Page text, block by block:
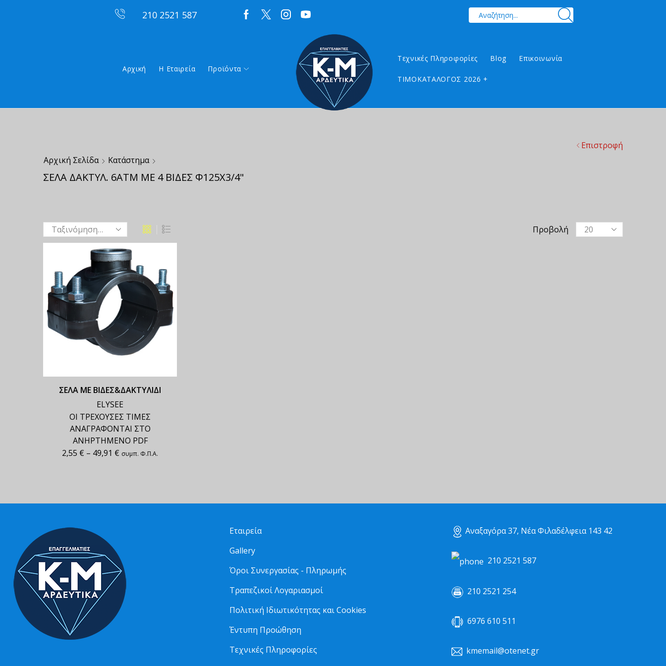
210 2521 587
Αρχική Η Εταιρεία Προϊόντα
Τεχνικές Πληροφορίες Blog Επικοινωνία
ΤΙΜΟΚΑΤΑΛΟΓΟΣ 2026 +
Αρχική Σελίδα Κατάστημα
ΣΕΛΑ ΔΑΚΤΥΛ. 6ΑΤΜ ΜΕ 4 ΒΙΔΕΣ Φ125Χ3/4"
Επιστροφή
Προβολή
ΣΕΛΑ ΜΕ ΒΙΔΕΣ&ΔΑΚΤΥΛΙΔΙ
ELYSEE
ΟΙ ΤΡΕΧΟΥΣΕΣ ΤΙΜΕΣ
ΑΝΑΓΡΑΦΟΝΤΑΙ ΣΤΟ
ΑΝΗΡΤΗΜΕΝΟ PDF
2,55 € – 49,91 € συμπ. Φ.Π.Α.
Εταιρεία
Gallery
Όροι Συνεργασίας - Πληρωμής
Τραπεζικοί Λογαριασμοί
Πολιτική Ιδιωτικότητας και Cookies
Έντυπη Προώθηση
Τεχνικές Πληροφορίες
Αναξαγόρα 37, Νέα Φιλαδέλφεια 143 42
210 2521 587
210 2521 254
6976 610 511
kmemail@otenet.gr